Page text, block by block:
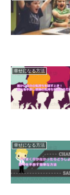
幸せになる方法
幸せになる方法